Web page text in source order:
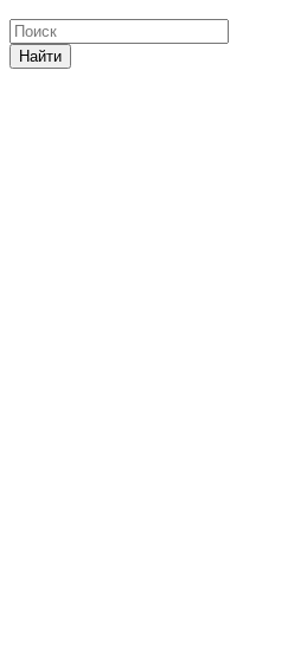
Найти